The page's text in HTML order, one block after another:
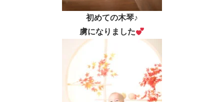
初めての木琴♪
虜になりました